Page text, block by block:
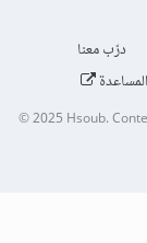
درّب معنا
© 2025 Hsoub.